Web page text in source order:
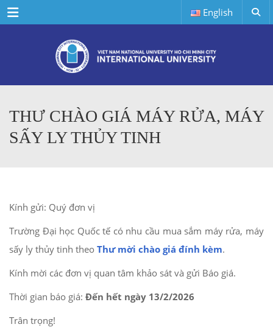
Menu English
THƯ CHÀO GIÁ MÁY RỬA, MÁY
SẤY LY THỦY TINH
Kính gửi: Quý đơn vị
Trường Đại học Quốc tế có nhu cầu mua sắm máy rửa, máy
sấy ly thủy tinh theo Thư mời chào giá đính kèm.
Kính mời các đơn vị quan tâm khảo sát và gửi Báo giá.
Thời gian báo giá: Đến hết ngày 13/2/2026
Trân trọng!